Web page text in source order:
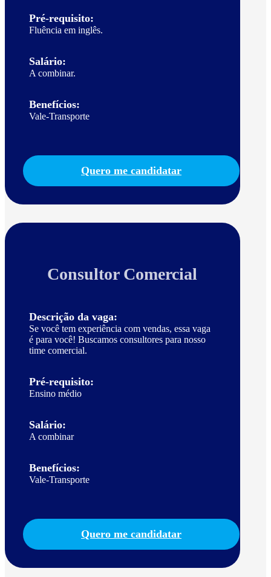
Pré-requisito:
Fluência em inglês.
Salário:
A combinar.
Benefícios:
Vale-Transporte
Quero me candidatar
Consultor Comercial
Descrição da vaga:
Se você tem experiência com vendas, essa vaga
é para você! Buscamos consultores para nosso
time comercial.
Pré-requisito:
Ensino médio
Salário:
A combinar
Benefícios:
Vale-Transporte
Quero me candidatar